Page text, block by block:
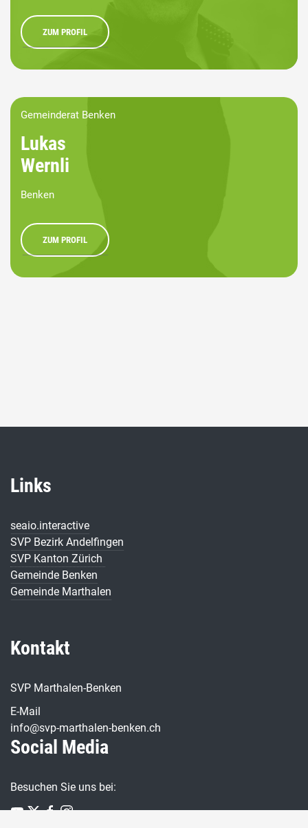
ZUM PROFIL
Gemeinderat Benken
Lukas
Wernli
Benken
ZUM PROFIL
Links
seaio.interactive
SVP Bezirk Andelfingen
SVP Kanton Zürich
Gemeinde Benken
Gemeinde Marthalen
Kontakt
SVP Marthalen-Benken
E-Mail
info@svp-marthalen-benken.ch
Social Media
Besuchen Sie uns bei: